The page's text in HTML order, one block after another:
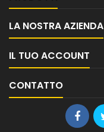
LA NOSTRA AZIENDA
IL TUO ACCOUNT
CONTATTO